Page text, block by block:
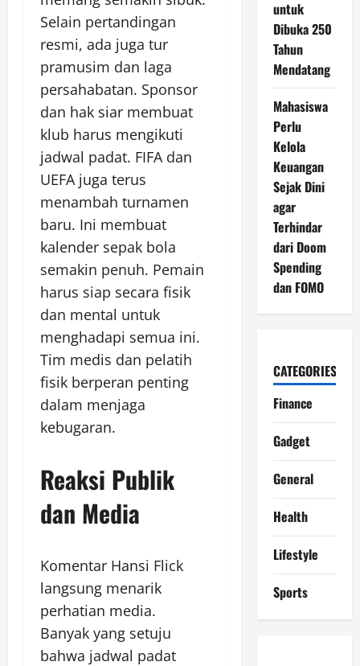
Selain pertandingan
resmi, ada juga tur
pramusim dan laga
persahabatan. Sponsor
dan hak siar membuat
klub harus mengikuti
jadwal padat. FIFA dan
UEFA juga terus
menambah turnamen
baru. Ini membuat
kalender sepak bola
semakin penuh. Pemain
harus siap secara fisik
dan mental untuk
menghadapi semua ini.
Tim medis dan pelatih
fisik berperan penting
dalam menjaga
kebugaran.
Reaksi Publik
dan Media
Komentar Hansi Flick
langsung menarik
perhatian media.
Banyak yang setuju
bahwa jadwal padat
untuk
Dibuka 250
Tahun
Mendatang
Mahasiswa
Perlu
Kelola
Keuangan
Sejak Dini
agar
Terhindar
dari Doom
Spending
dan FOMO
CATEGORIES
Finance
Gadget
General
Health
Lifestyle
Sports